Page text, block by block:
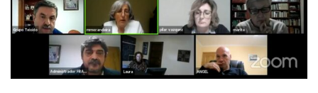
Search Site